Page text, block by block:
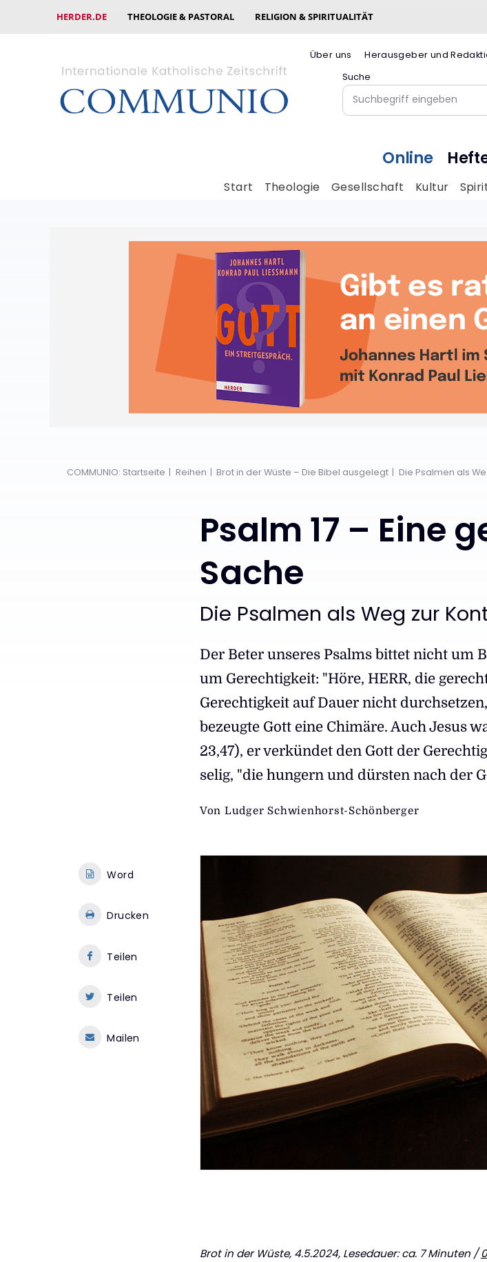
HERDER.DE THEOLOGIE & PASTORAL RELIGION & SPIRITUALITÄT
Über uns Herausgeber und
Suche
Online
Start Theologie Gesellschaft Kultur
COMMUNIO: Startseite Reihen Brot in der Wüste – Die Bibel ausgelegt Die Psalmen als
Psalm 17 – Eine
Sache
:
Die Psalmen als Weg zur
Der Beter unseres Psalms bittet nicht um
um Gerechtigkeit: "Höre, HERR, die
Gerechtigkeit auf Dauer nicht
bezeugte Gott eine Chimäre. Auch Jesus
23,47), er verkündet den Gott der
selig, "die hungern und dürsten nach der
Von Ludger Schwienhorst-Schönberger
Brot in der Wüste, 4.5.2024, Lesedauer: ca. 7 Minuten /
Word
Drucken
Teilen
Teilen
Mailen